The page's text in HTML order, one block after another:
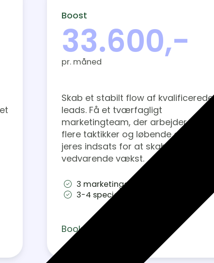
Boost
33.600,-
pr. måned
Skab et stabilt flow af kvalificerede
leads. Få et tværfagligt
marketingteam, der arbejder med
flere taktikker og løbende optimerer
jeres indsats for at skabe
vedvarende vækst.
3 marketingdiscipliner
3-4 specialister
Book et møde